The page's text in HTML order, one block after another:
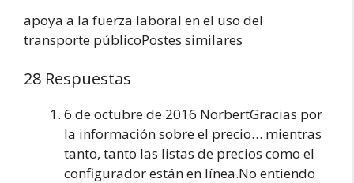
apoya a la fuerza laboral en el uso del
transporte públicoPostes similares
28 Respuestas
6 de octubre de 2016 NorbertGracias por
la información sobre el precio… mientras
tanto, tanto las listas de precios como el
configurador están en línea.No entiendo